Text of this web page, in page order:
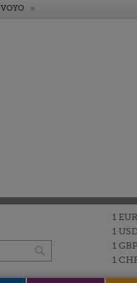
VOYO
1 EUR
1
1 GBP
1